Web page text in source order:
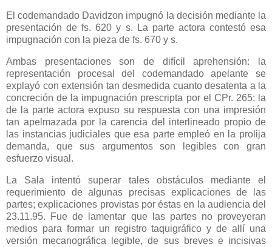
El codemandado Davidzon impugnó la decisión mediante la
presentación de fs. 620 y s. La parte actora contestó esa
impugnación con la pieza de fs. 670 y s.
Ambas presentaciones son de difícil aprehensión: la
representación procesal del codemandado apelante se
explayó con extensión tan desmedida cuanto desatenta a la
concreción de la impugnación prescripta por el CPr. 265; la
de la parte actora expuso su respuesta con una impresión
tan apelmazada por la carencia del interlineado propio de
las instancias judiciales que esa parte empleó en la prolija
demanda, que sus argumentos son legibles con gran
esfuerzo visual.
La Sala intentó superar tales obstáculos mediante el
requerimiento de algunas precisas explicaciones de las
partes; explicaciones provistas por éstas en la audiencia del
23.11.95. Fue de lamentar que las partes no proveyeran
medios para formar un registro taquigráfico y de allí una
versión mecanográfica legible, de sus breves e incisivas